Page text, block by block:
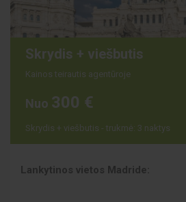
Skrydis + viešbutis
Kainos teirautis agentūroje
Nuo 300 €
Skrydis + viešbutis - trukmė: 3 naktys
Lankytinos vietos Madride: